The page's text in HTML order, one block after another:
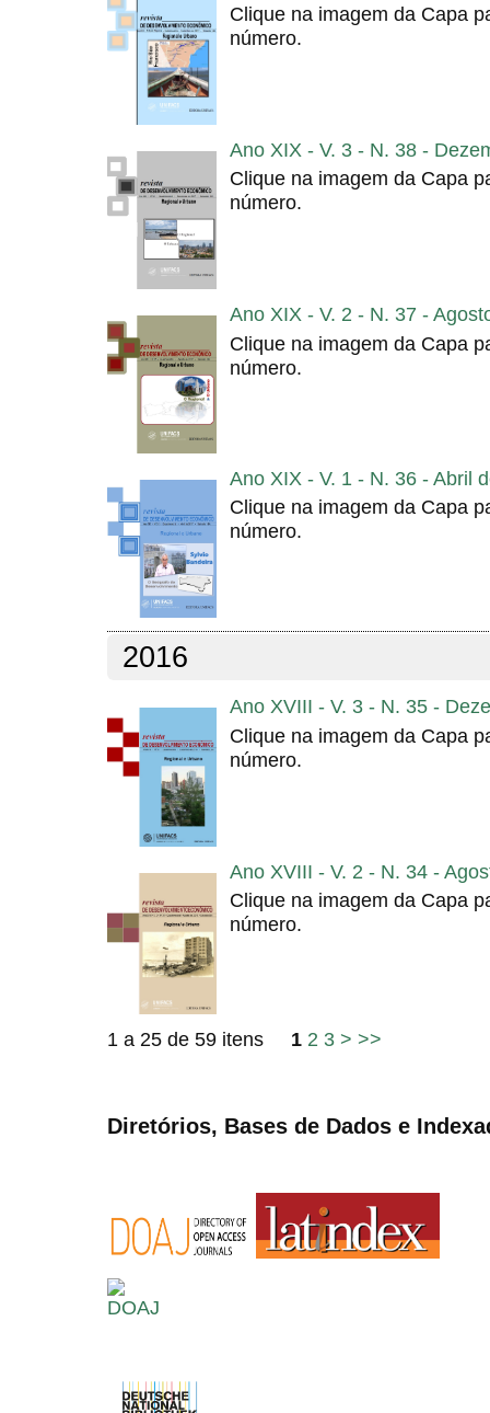
Clique na imagem da Capa
número.
Ano XIX - V. 3 - N. 38 -
Clique na imagem da Capa
número.
Ano XIX - V. 2 - N. 37 -
Clique na imagem da Capa
número.
Ano XIX - V. 1 - N. 36 - Abril
Clique na imagem da Capa
número.
2016
Ano XVIII - V. 3 - N. 35 -
Clique na imagem da Capa
número.
Ano XVIII - V. 2 - N. 34 -
Clique na imagem da Capa
número.
1 a 25 de 59 itens 1 2 3 > >>
Diretórios, Bases de Dados e